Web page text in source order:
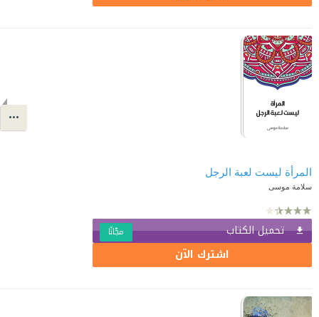
المرأة ليست لعبة الرجل
سلامة موسى
تحميل الكتاب مجّانًا
اشترك الآن